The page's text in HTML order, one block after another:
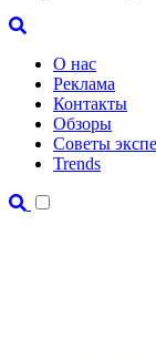
О нас
Реклама
Контакты
Обзоры
Советы
Trends